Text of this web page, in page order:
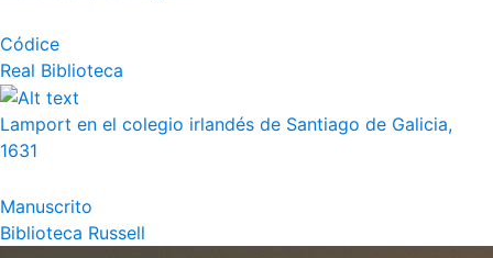
Códice
Real Biblioteca
Lamport en el colegio irlandés de Santiago de Galicia,
1631
Manuscrito
Biblioteca Russell